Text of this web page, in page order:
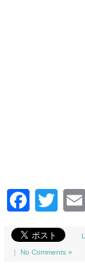
No Comments »